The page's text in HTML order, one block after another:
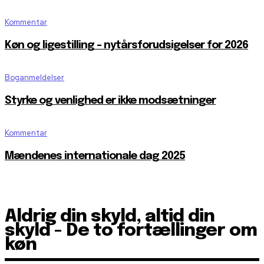
Kommentar
Køn og ligestilling – nytårsforudsigelser for 2026
Boganmeldelser
Styrke og venlighed er ikke modsætninger
Kommentar
Mændenes internationale dag 2025
Aldrig din skyld, altid din
skyld - De to fortællinger om
køn